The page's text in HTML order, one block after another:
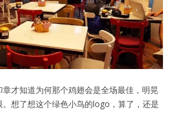
才知道为何那个鸡翅会是全场最佳，明晃
想了想这个绿色小鸟的logo，算了，还是